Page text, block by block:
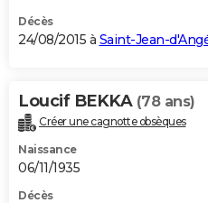
Décès
24/08/2015 à Saint-Jean-
Loucif BEKKA (78 ans)
Créer une cagnotte obsèques
Naissance
06/11/1935
Décès